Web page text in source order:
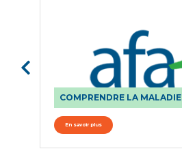
COMPRENDRE LA MALADIE
En savoir plus